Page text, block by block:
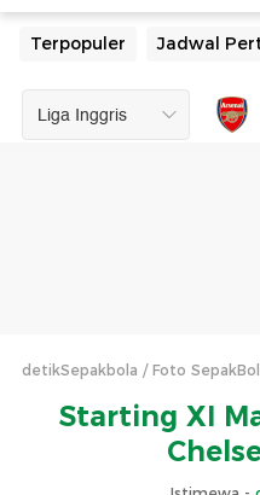
Terpopuler Jadwal
detikSepakbola Foto
Starting XI